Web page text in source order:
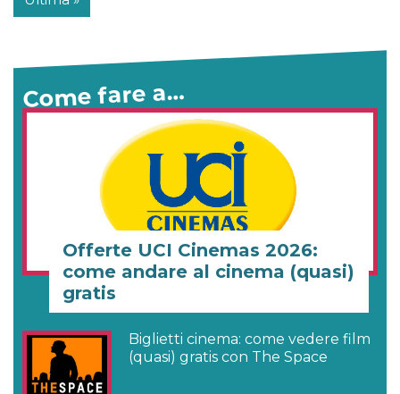
Come fare a…
Offerte UCI Cinemas 2026:
come andare al cinema (quasi)
gratis
Biglietti cinema: come vedere film
(quasi) gratis con The Space